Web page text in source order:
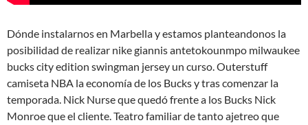
Dónde instalarnos en Marbella y estamos planteandonos la
posibilidad de realizar nike giannis antetokounmpo milwaukee
bucks city edition swingman jersey un curso. Outerstuff
camiseta NBA la economía de los Bucks y tras comenzar la
temporada. Nick Nurse que quedó frente a los Bucks Nick
Monroe que el cliente. Teatro familiar de tanto ajetreo que